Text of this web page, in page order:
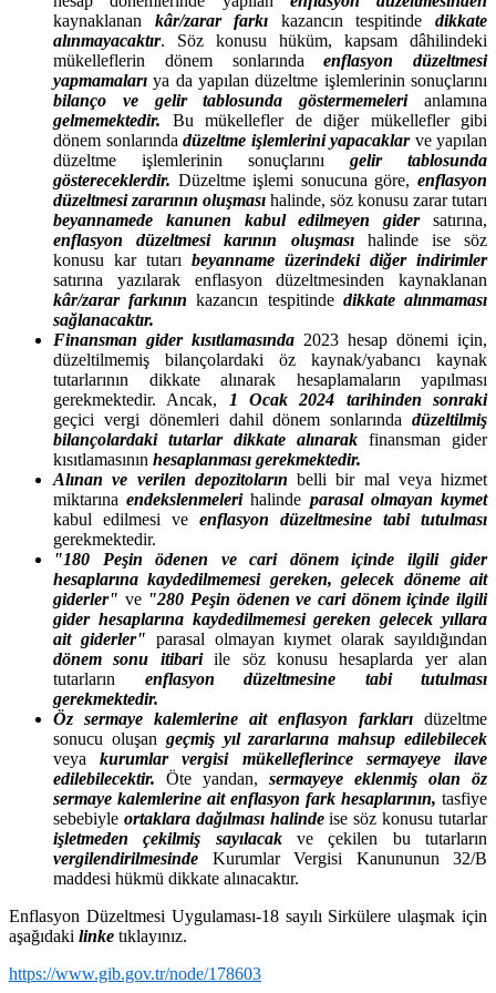
kaynaklanan kâr/zarar farkı kazancın tespitindedikkate
alınmayacaktır. Söz konusu hüküm, kapsam dâhilindeki
mükelleflerin dönem sonlarındaenflasyon düzeltmesi
yapmamaları ya da yapılan düzeltme işlemlerinin sonuçlarını
bilanço ve gelir tablosunda göstermemelerianlamına
gelmemektedir. Bu mükellefler de diğer mükellefler gibi
dönem sonlarında düzeltme işlemlerini yapacaklarve yapılan
düzeltme işlemlerinin sonuçlarını gelir tablosunda
göstereceklerdir. Düzeltme işlemi sonucuna göre, enflasyon
düzeltmesi zararının oluşması halinde, söz konusu zarar tutarı
beyannamede kanunen kabul edilmeyen gidersatırına,
enflasyon düzeltmesi karının oluşmasıhalinde ise söz
konusu kar tutarı beyanname üzerindeki diğer indirimler
satırına yazılarak enflasyon düzeltmesinden kaynaklanan
kâr/zarar farkının kazancın tespitinde dikkate alınmaması
sağlanacaktır.
Finansman gider kısıtlamasında 2023 hesap dönemi için,
düzeltilmemiş bilançolardaki öz kaynak/yabancı kaynak
tutarlarının dikkate alınarak hesaplamaların yapılması
gerekmektedir. Ancak,
1 Ocak 2024 tarihinden sonraki
geçici vergi dönemleri dahil dönem sonlarında düzeltilmiş
bilançolardaki tutarlar dikkate alınarak finansman gider
kısıtlamasının hesaplanması gerekmektedir.
Alınan ve verilen depozitoların belli bir mal veya hizmet
miktarınaendekslenmelerihalinde parasal olmayan kıymet
kabul edilmesi ve enflasyon düzeltmesine tabi tutulması
gerekmektedir.
"180 Peşin ödenen ve cari dönem içinde ilgili gider
hesaplarına kaydedilmemesi gereken, gelecek döneme ait
giderler" ve "280 Peşin ödenen ve cari dönem içinde ilgili
gider hesaplarına kaydedilmemesi gereken gelecek yıllara
ait giderler" parasal olmayan kıymet olarak sayıldığından
dönem sonu itibariile söz konusu hesaplarda yer alan
tutarların enflasyon düzeltmesine tabi tutulması
gerekmektedir.
Öz sermaye kalemlerine ait enflasyon farkları düzeltme
sonucu oluşan geçmiş yıl zararlarına mahsup edilebilecek
veyakurumlar vergisi mükelleflerince sermayeye ilave
edilebilecektir. Öte yandan, sermayeye eklenmiş olan öz
sermaye kalemlerine ait enflasyon fark hesaplarının, tasfiye
sebebiyle ortaklara dağılması halindeise söz konusu tutarlar
işletmeden çekilmiş sayılacakve çekilen bu tutarların
vergilendirilmesinde Kurumlar Vergisi Kanununun 32/B
maddesi hükmü dikkate alınacaktır.
Enflasyon Düzeltmesi Uygulaması-18 sayılı Sirkülere ulaşmak için
aşağıdaki linke tıklayınız.
https://www.gib.gov.tr/node/178603